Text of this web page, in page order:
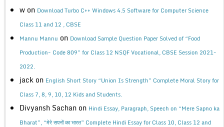
w on Download Turbo C++ Windows 4.5 Software for Computer Science
Class 11 and 12 , CBSE
Mannu Mannu on Download Sample Question Paper Solved of “Food
Production- Code 809” for Class 12 NSQF Vocational, CBSE Session 2021-
2022.
jack on English Short Story “Union Is Strength” Complete Moral Story for
Class 7, 8, 9, 10, 12 Kids and Students.
Divyansh Sachan on Hindi Essay, Paragraph, Speech on “Mere Sapno ka
Bharat”, “मेरे सपनों का भारत” Complete Hindi Essay for Class 10, Class 12 and